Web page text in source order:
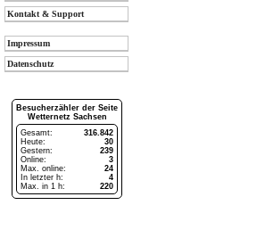
Kontakt & Support
Impressum
Datenschutz
Besucherzähler der Seite
Wetternetz Sachsen
Gesamt:
316.842
Heute:
30
Gestern:
239
Online:
3
Max. online:
24
In letzter h:
4
Max. in 1 h:
220